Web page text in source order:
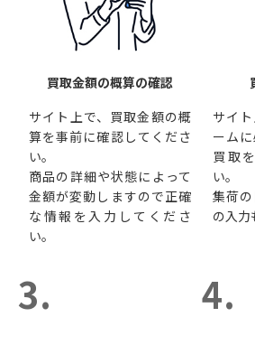
買取金額の概算の確認
サイト上で、買取金額の概
算を事前に確認してくださ
い。
商品の詳細や状態によって
金額が変動しますので正確
な情報を入力してくださ
い。
サイ
ーム
買取
い。
集荷
の入力
3. 4.